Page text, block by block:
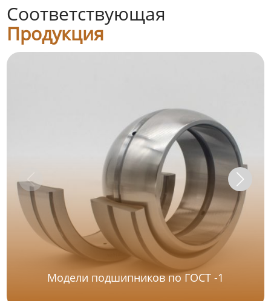
Соответствующая
Продукция
Модели подшипников по ГОСТ -1